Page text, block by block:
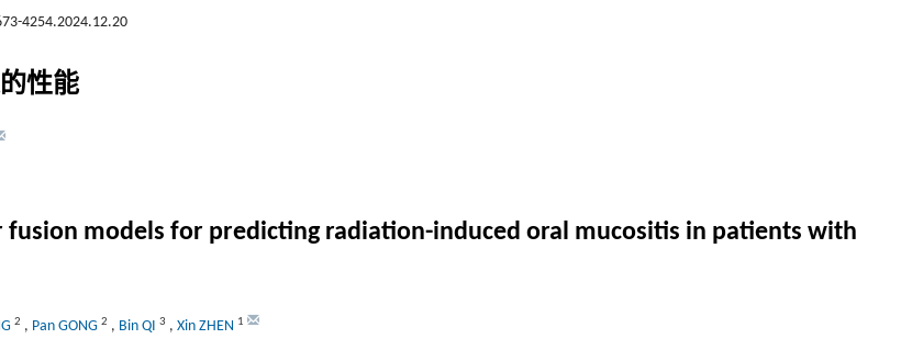
4254.2024.12.20
性能
models for predicting radiation-induced oral mucositis in patients with
2 , Pan GONG 2 , Bin QI 3 , Xin ZHEN 1